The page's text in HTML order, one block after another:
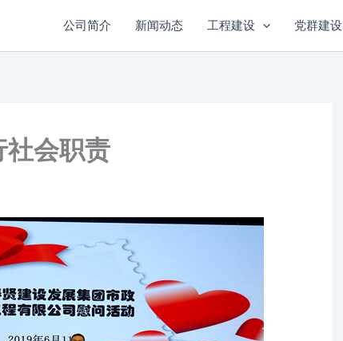
公司简介 新闻动态 工程建设 党群建设
社会职责